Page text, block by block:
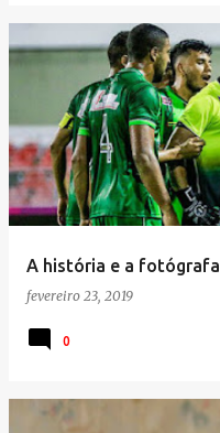
A história e a
fevereiro 23, 2019
0